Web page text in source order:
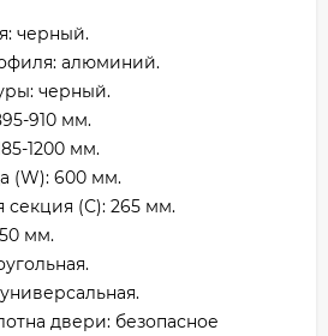
черный.
алюминий.
черный.
910 мм.
1200 мм.
(W): 600 мм.
(С): 265 мм.
мм.
двери: безопасное